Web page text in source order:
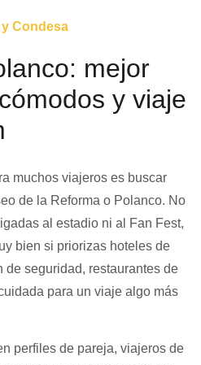
Condesa
mejor
y viaje
muchos viajeros es buscar
de la Reforma o Polanco. No
al estadio ni al Fan Fest,
bien si priorizas hoteles de
de seguridad, restaurantes de
para un viaje algo más
perfiles de pareja, viajeros de